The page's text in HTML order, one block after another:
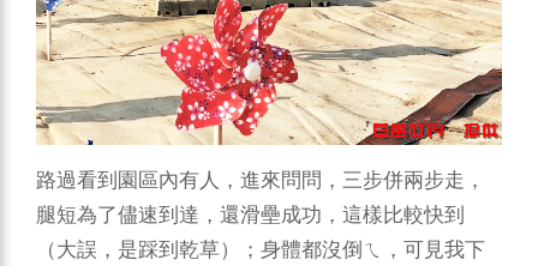
路過看到園區內有人，進來問問，三步併兩步走，
腿短為了儘速到達，還滑壘成功，這樣比較快到
（大誤，是踩到乾草）；身體都沒倒ㄟ，可見我下